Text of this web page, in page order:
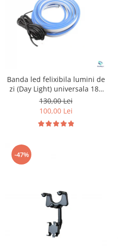
Banda led felixibila lumini de
zi (Day Light) universala 180
cm
130,00 Lei
100,00 Lei
-47%